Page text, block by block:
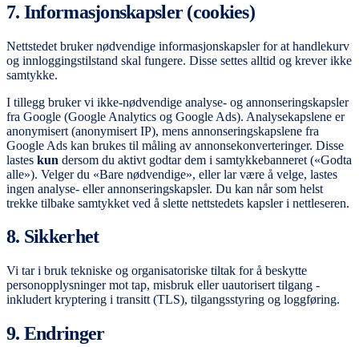
7. Informasjonskapsler (cookies)
Nettstedet bruker nødvendige informasjonskapsler for at handlekurv
og innloggingstilstand skal fungere. Disse settes alltid og krever ikke
samtykke.
I tillegg bruker vi ikke-nødvendige analyse- og annonseringskapsler
fra Google (Google Analytics og Google Ads). Analysekapslene er
anonymisert (anonymisert IP), mens annonseringskapslene fra
Google Ads kan brukes til måling av annonsekonverteringer. Disse
lastes kun dersom du aktivt godtar dem i samtykkebanneret («Godta
alle»). Velger du «Bare nødvendige», eller lar være å velge, lastes
ingen analyse- eller annonseringskapsler. Du kan når som helst
trekke tilbake samtykket ved å slette nettstedets kapsler i nettleseren.
8. Sikkerhet
Vi tar i bruk tekniske og organisatoriske tiltak for å beskytte
personopplysninger mot tap, misbruk eller uautorisert tilgang -
inkludert kryptering i transitt (TLS), tilgangsstyring og loggføring.
9. Endringer